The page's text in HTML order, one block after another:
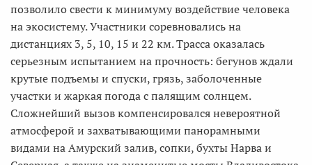
позволило свести к минимуму воздействие человека
на экосистему. Участники соревновались на
дистанциях 3, 5, 10, 15 и 22 км. Трасса оказалась
серьезным испытанием на прочность: бегунов ждали
крутые подъемы и спуски, грязь, заболоченные
участки и жаркая погода с палящим солнцем.
Сложнейший вызов компенсировался невероятной
атмосферой и захватывающими панорамными
видами на Амурский залив, сопки, бухты Нарва и